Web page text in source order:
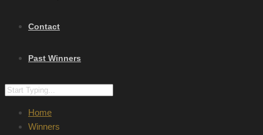
Contact
Past Winners
Home
Winners